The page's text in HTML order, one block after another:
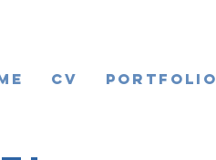
CV Portfolio